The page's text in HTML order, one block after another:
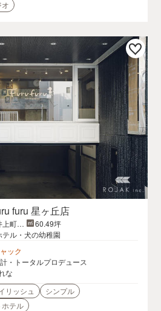
オ
furu 星ヶ丘店
上町1
60.49坪
ル・犬の幼稚園
ック
・トータルプロデュース
れな
リッシュ
シンプル
テル